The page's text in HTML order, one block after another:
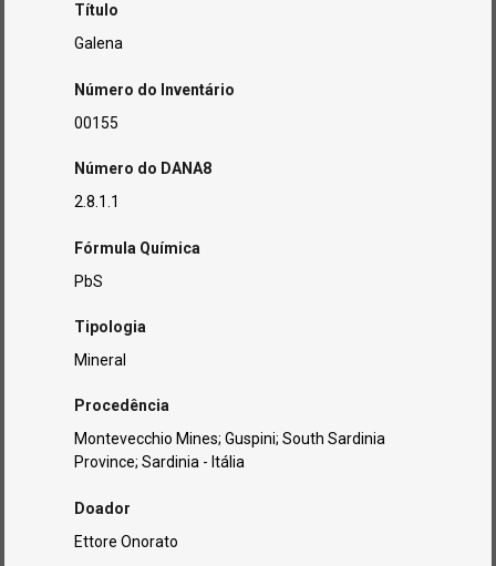
Título
Galena
Número do Inventário
00155
Número do DANA8
2.8.1.1
Fórmula Química
PbS
Tipologia
Mineral
Procedência
Montevecchio Mines; Guspini; South Sardinia
Province; Sardinia - Itália
Doador
Ettore Onorato